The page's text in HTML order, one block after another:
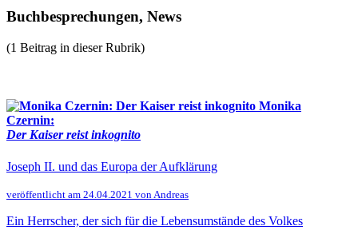
Buchbesprechungen, News
(1 Beitrag in dieser Rubrik)
Monika
Czernin:
Der Kaiser reist inkognito
Joseph II. und das Europa der Aufklärung
veröffentlicht am 24.04.2021 von Andreas
Ein Herrscher, der sich für die Lebensumstände des Volkes